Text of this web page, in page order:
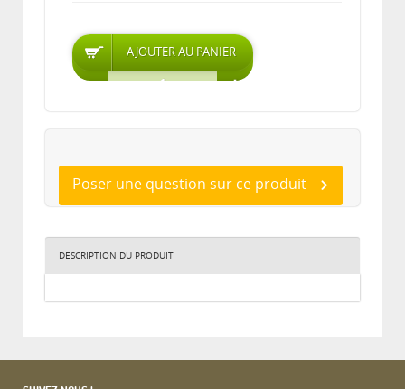
Poser une question sur ce produit
DESCRIPTION DU PRODUIT